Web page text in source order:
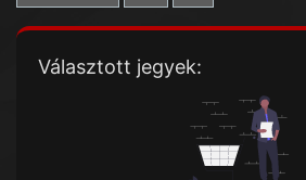
Választott jegyek: